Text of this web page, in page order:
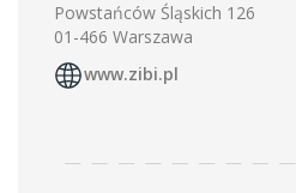
Powstańców Śląskich 126
01-466 Warszawa
www.zibi.pl